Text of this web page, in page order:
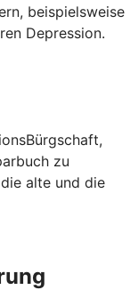
beispielsweise
Depression.
zu
alte und die